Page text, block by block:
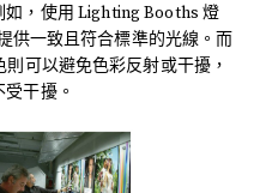
，使用 Lighting Booths 燈
供一致且符合標準的光線。而
可以避免色彩反射或干擾，
干擾。